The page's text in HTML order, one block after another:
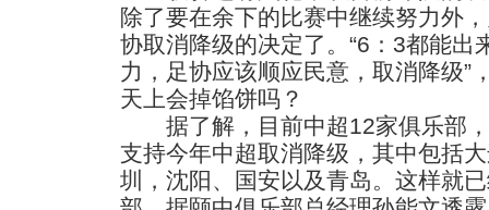
除了要在余下的比赛中继续努力外
协取消降级的决定了。“6：3都能出
力，足协应该顺应民意，取消降级”
天上会掉馅饼吗？
据了解，目前中超12家俱乐部，
支持今年中超取消降级，其中包括
圳，沈阳、国安以及青岛。这样就